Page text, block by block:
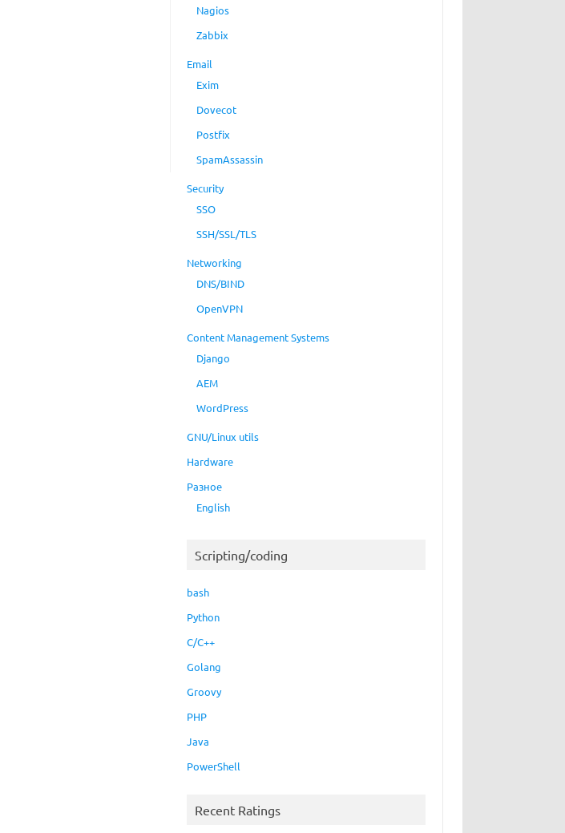
Nagios
Zabbix
Email
Exim
Dovecot
Postfix
SpamAssassin
Security
SSO
SSH/SSL/TLS
Networking
DNS/BIND
OpenVPN
Content Management Systems
Django
AEM
WordPress
GNU/Linux utils
Hardware
Разное
English
Scripting/coding
bash
Python
C/C++
Golang
Groovy
PHP
Java
PowerShell
Recent Ratings